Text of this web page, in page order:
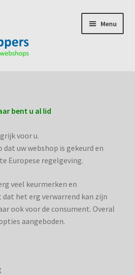
Menu
bent u al lid
voor u.
uw webshop is gekeurd en
Europese regelgeving.
veel keurmerken en
het erg verwarrend kan zijn
ook voor de consument. Overal
aangeboden.